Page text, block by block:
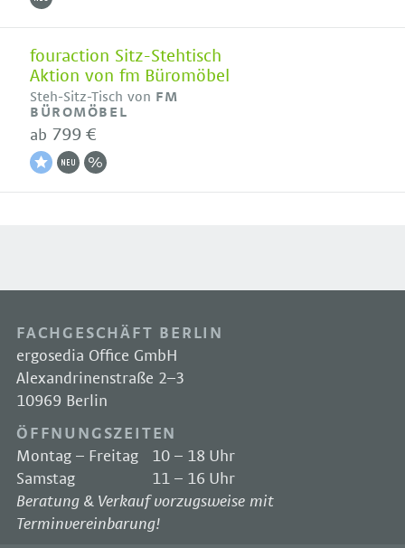
fouraction Sitz-Stehtisch
Aktion von fm Büromöbel
Steh-Sitz-Tisch von FM
BÜROMÖBEL
ab 799 €
FACHGESCHÄFT BERLIN
ergosedia Office GmbH
Alexandrinenstraße 2–3
10969 Berlin
ÖFFNUNGSZEITEN
Montag – Freitag
10 – 18 Uhr
Samstag
11 – 16 Uhr
Beratung & Verkauf vorzugsweise mit
Terminvereinbarung!